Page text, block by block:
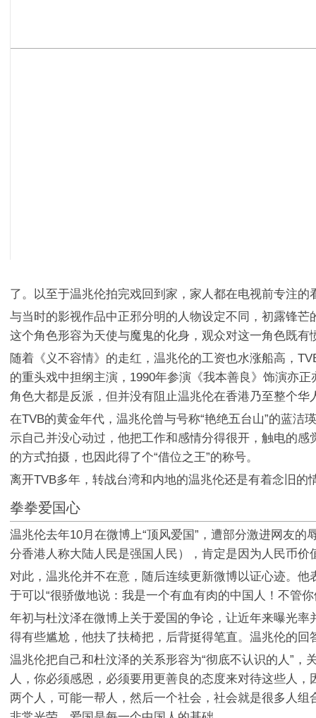
了。以至于温兆伦拍完戏回到家，家人都在电视前专注
与当时的影视作品中正邪分明的人物设定不同，初露锋
这个角色形容为天使与魔鬼的化身，观众对这一角色既有
随着《义不容情》的走红，温兆伦的工资也水涨船高，
的重头戏中担纲主演，1990年参演《我本善良》饰演亦
角色大都是反派，但并没有阻止温兆伦在香港乃至整个华
在TVB的黄金年代，温兆伦曾与号称“艳绝五台山”的蓝
示自己并没心动过，他把工作和感情分得很开，触电的
的方式拍摄，也因此得了个“借位之王”的称号。
离开TVB多年，转战台湾和内地的温兆伦还是有着念旧的
拳拳爱国心
温兆伦去年10月在微博上“顶风爱国”，遭部分激进网友
分香港人称大陆人民是强国人民），肯定是因为人民币价
对此，温兆伦并不在意，随后连续更新微博以证心迹。他
于可以“很骄傲地说：我是一个有血有肉的中国人！不管
年初与杜汶泽在微博上关于爱国的争论，让近年来曝光
得有些尴尬，他扶了扶椅把，后背挺得笔直。温兆伦的
温兆伦把自己和杜汶泽的关系形容为“彻底不认识的人”
人，你必须感恩，必须要用更善良的态度来对待这些人
两个人，可能一帮人，然后一个社会，社会就是很多人